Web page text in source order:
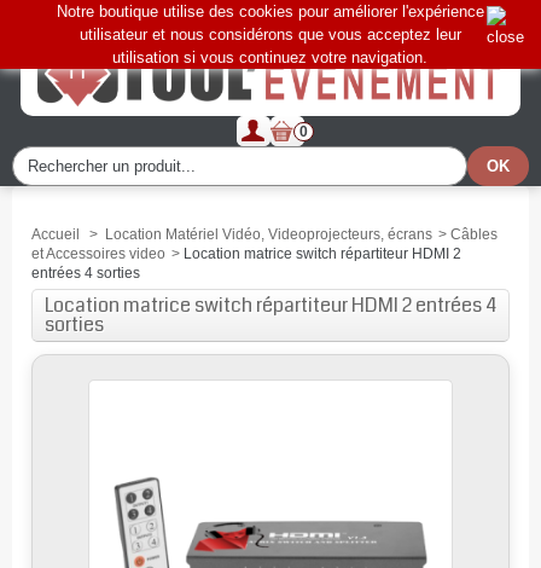
0
Notre boutique utilise des cookies pour améliorer l'expérience
utilisateur et nous considérons que vous acceptez leur
utilisation si vous continuez votre navigation.
Accueil > Location Matériel Vidéo, Videoprojecteurs, écrans > Câbles
et Accessoires video > Location matrice switch répartiteur HDMI 2
entrées 4 sorties
Location matrice switch répartiteur HDMI 2 entrées 4
sorties